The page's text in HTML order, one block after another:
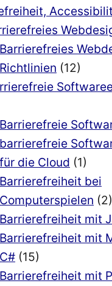
Barrierefreies
Richtlinien (12)
Barrierefreie
barrierefreie
für die Cloud (1)
Barrierefreiheit bei
Computerspielen (2)
Barrierefreiheit mit
Barrierefreiheit mit
C# (15)
Barrierefreiheit mit